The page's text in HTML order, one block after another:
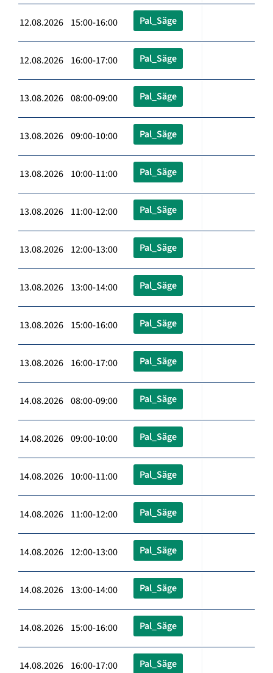
12.08.2026 15:00-16:00 Pal_Säge
12.08.2026 16:00-17:00 Pal_Säge
13.08.2026 08:00-09:00 Pal_Säge
13.08.2026 09:00-10:00 Pal_Säge
13.08.2026 10:00-11:00 Pal_Säge
13.08.2026 11:00-12:00 Pal_Säge
13.08.2026 12:00-13:00 Pal_Säge
13.08.2026 13:00-14:00 Pal_Säge
13.08.2026 15:00-16:00 Pal_Säge
13.08.2026 16:00-17:00 Pal_Säge
14.08.2026 08:00-09:00 Pal_Säge
14.08.2026 09:00-10:00 Pal_Säge
14.08.2026 10:00-11:00 Pal_Säge
14.08.2026 11:00-12:00 Pal_Säge
14.08.2026 12:00-13:00 Pal_Säge
14.08.2026 13:00-14:00 Pal_Säge
14.08.2026 15:00-16:00 Pal_Säge
14.08.2026 16:00-17:00 Pal_Säge